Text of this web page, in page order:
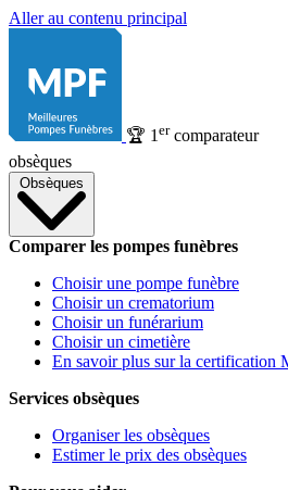
Aller au contenu principal
🏆 1 ercomparateur
obsèques
Obsèques
Comparer les pompes funèbres
Choisir une pompe funèbre
Choisir un crematorium
Choisir un funérarium
Choisir un cimetière
En savoir plus sur la certification
Services obsèques
Organiser les obsèques
Estimer le prix des obsèques